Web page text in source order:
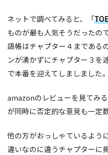
ネットで調べてみると、「
ものが最も人気そうだったの
語帳はチャプター４まである
ンが湧かずにチャプター３を
で本番を迎えてしましました。
amazonのレビューを見てみ
が同時に否定的な意見も一定
他の方がおっしゃているよう
違いなのに違うチャプターに